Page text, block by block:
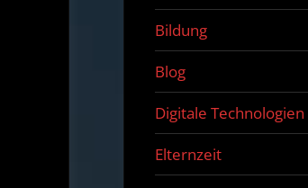
Bildung
Blog
Digitale Technologien
Elternzeit